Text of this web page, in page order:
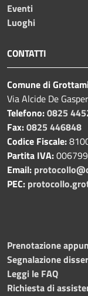
Eventi
Luoghi
CONTATTI
Comune di
Via Alcide De
Telefono:0825
Fax:0825 446848
Codice Fiscale:
Partita IVA:
Email:
PEC:
Prenotazione
Segnalazione
Leggi le FAQ
Richiesta di